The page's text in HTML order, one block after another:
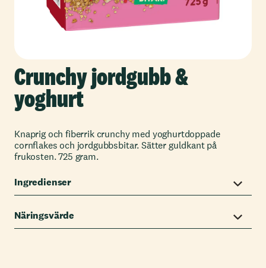
Crunchy jordgubb &
yoghurt
Knaprig och fiberrik crunchy med yoghurtdoppade
cornflakes och jordgubbsbitar. Sätter guldkant på
frukosten. 725 gram.
Ingredienser
Näringsvärde